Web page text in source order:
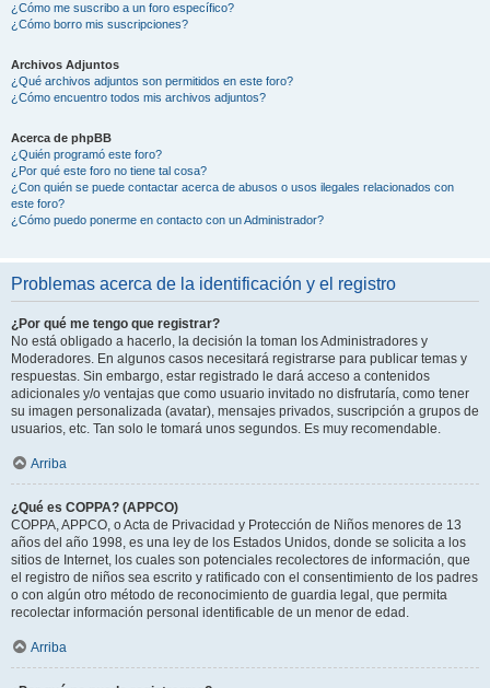
¿Cómo me suscribo a un foro específico?
¿Cómo borro mis suscripciones?
Archivos Adjuntos
¿Qué archivos adjuntos son permitidos en este foro?
¿Cómo encuentro todos mis archivos adjuntos?
Acerca de phpBB
¿Quién programó este foro?
¿Por qué este foro no tiene tal cosa?
¿Con quién se puede contactar acerca de abusos o usos ilegales relacionados con
este foro?
¿Cómo puedo ponerme en contacto con un Administrador?
Problemas acerca de la identificación y el registro
¿Por qué me tengo que registrar?
No está obligado a hacerlo, la decisión la toman los Administradores y
Moderadores. En algunos casos necesitará registrarse para publicar temas y
respuestas. Sin embargo, estar registrado le dará acceso a contenidos
adicionales y/o ventajas que como usuario invitado no disfrutaría, como tener
su imagen personalizada (avatar), mensajes privados, suscripción a grupos de
usuarios, etc. Tan solo le tomará unos segundos. Es muy recomendable.
Arriba
¿Qué es COPPA? (APPCO)
COPPA, APPCO, o Acta de Privacidad y Protección de Niños menores de 13
años del año 1998, es una ley de los Estados Unidos, donde se solicita a los
sitios de Internet, los cuales son potenciales recolectores de información, que
el registro de niños sea escrito y ratificado con el consentimiento de los padres
o con algún otro método de reconocimiento de guardia legal, que permita
recolectar información personal identificable de un menor de edad.
Arriba